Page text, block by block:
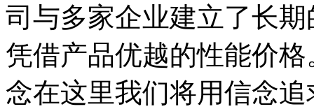
司与多家企业建立了长
凭借产品优越的性能价
念在这里我们将用信念